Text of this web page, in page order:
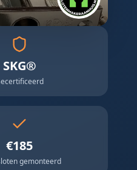
SKG®
€185
gemonteerd